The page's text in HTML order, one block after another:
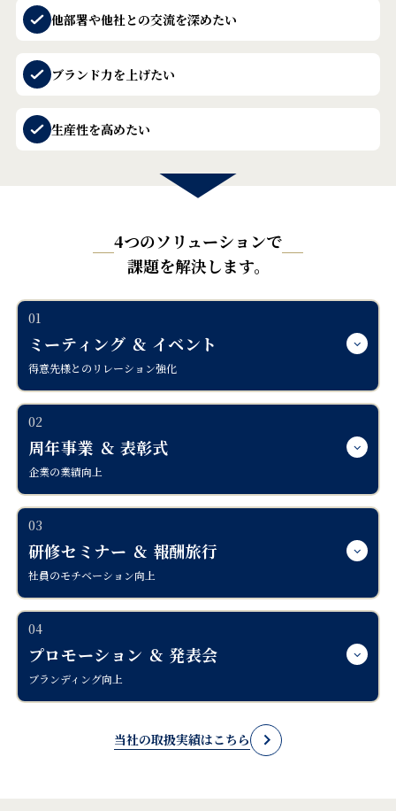
他部署や他社との交流を深めたい
ブランド力を上げたい
生産性を高めたい
4つのソリューションで
課題を解決します。
01
ミーティング ＆ イベント
得意先様とのリレーション強化
02
周年事業 ＆ 表彰式
企業の業績向上
03
研修セミナー ＆ 報酬旅行
社員のモチベーション向上
04
プロモーション ＆ 発表会
ブランディング向上
当社の取扱実績はこちら